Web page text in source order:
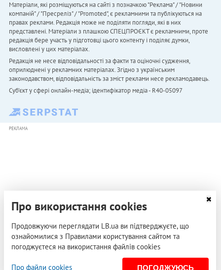
Матеріали, які розміщуються на сайті з позначкою "Реклама" / "Новини
компаній" / "Пресреліз" / "Promoted", є рекламними та публікуються на
правах реклами. Редакція може не поділяти погляди, які в них
представлені. Матеріали з плашкою СПЕЦПРОЄКТ є рекламними, проте
редакція бере участь у підготовці цього контенту і поділяє думки,
висловлені у цих матеріалах.
Редакція не несе відповідальності за факти та оціночні судження,
оприлюднені у рекламних матеріалах. Згідно з українським
законодавством, відповідальність за зміст реклами несе рекламодавець.
Cуб'єкт у сфері онлайн-медіа; ідентифікатор медіа - R40-05097
РЕКЛАМА
Про використання cookies
Продовжуючи переглядати LB.ua ви підтверджуєте, що
ознайомилися з Правилами користування сайтом та
погоджуєтеся на використання файлів cookies
Про файли cookies ПОГОДЖУЮСЬ